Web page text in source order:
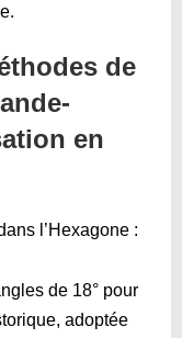
de
en
l’Hexagone :
de 18° pour
adoptée